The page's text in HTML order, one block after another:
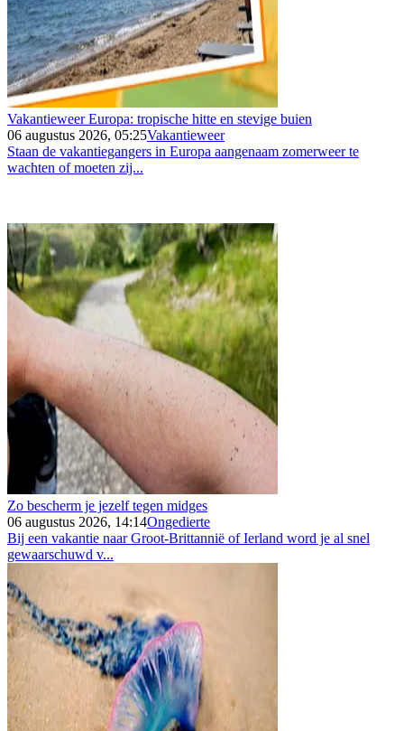
Vakantieweer Europa: tropische hitte en stevige buien
06 augustus 2026, 05:25Vakantieweer
Staan de vakantiegangers in Europa aangenaam zomerweer te
wachten of moeten zij...
Zo bescherm je jezelf tegen midges
06 augustus 2026, 14:14Ongedierte
Bij een vakantie naar Groot-Brittannië of Ierland word je al snel
gewaarschuwd v...